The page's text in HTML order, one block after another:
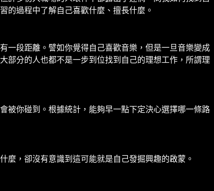
的過程中了解自己喜歡什麼、擅長什麼。
一段距離。譬如你覺得自己喜歡音樂，但是一旦音樂變成
部分的人也都不是一步到位找到自己的理想工作，所謂理
被你碰到。根據統計，能夠早一點下定決心選擇哪一條路
麼，卻沒有意識到這可能就是自己發掘興趣的啟蒙。